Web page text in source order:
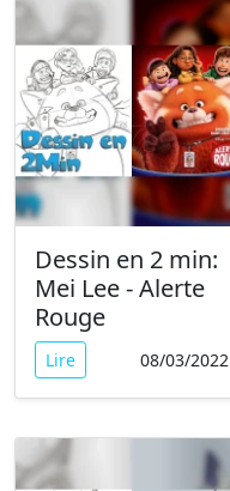
Dessin en 2 min:
Mei Lee - Alerte
Rouge
Lire 08/03/2022